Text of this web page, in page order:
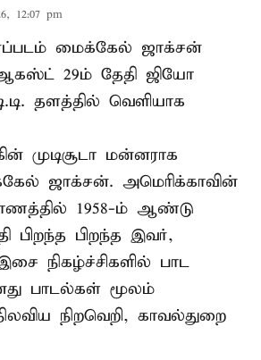
12:07 pm
மைக்கேல் ஜாக்சன்
29ம் தேதி ஜியோ
தளத்தில் வெளியாக
முடிசூடா மன்னராக
ஜாக்சன். அமெரிக்காவின்
1958-ம் ஆண்டு
பிறந்த பிறந்த இவர்,
நிகழ்ச்சிகளில் பாட
பாடல்கள் மூலம்
நிறவெறி, காவல்துறை